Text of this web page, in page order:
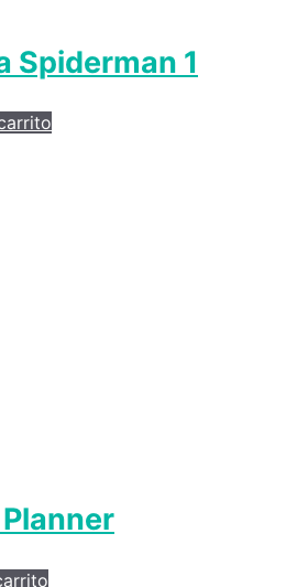
Spiderman 1